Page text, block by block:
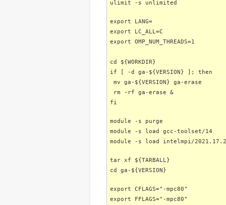
ulimit -s unlimited
export LANG=
export LC_ALL=C
export OMP_NUM_THREADS=1
cd ${WORKDIR}
if [ -d ga-${VERSION} ]; then
mv ga-${VERSION} ga-erase
rm -rf ga-erase &
fi
module -s purge
module -s load gcc-toolset/14
module -s load intelmpi/2021.17.2
tar xf ${TARBALL}
cd ga-${VERSION}
export CFLAGS="-mpc80"
export FFLAGS="-mpc80"